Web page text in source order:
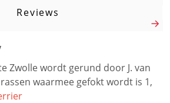
Reviews
Zwolle wordt gerund door J. van
waarmee gefokt wordt is 1,